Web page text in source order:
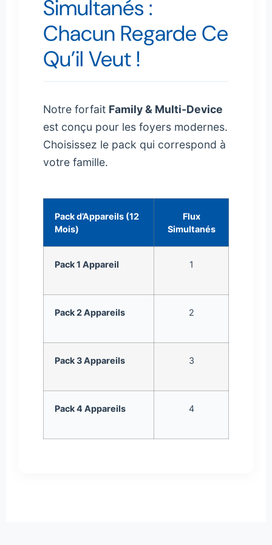
Simultanés :
Chacun Regarde Ce
Qu’il Veut !
Notre forfait Family & Multi-Device
est conçu pour les foyers modernes.
Choisissez le pack qui correspond à
votre famille.
Pack d’Appareils (12
Mois)
Flux
Simultanés
Pack 1 Appareil 1
Pack 2 Appareils 2
Pack 3 Appareils 3
Pack 4 Appareils 4